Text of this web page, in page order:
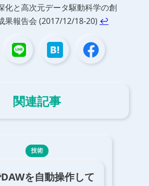
化と高次元データ駆動科学の創
果報告会 (2017/12/18-20) ↩
関連記事
技術
を自動操作して